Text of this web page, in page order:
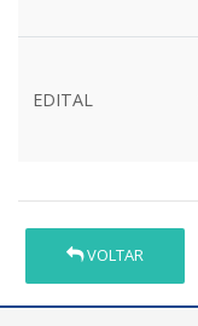
EDITAL
VOLTAR